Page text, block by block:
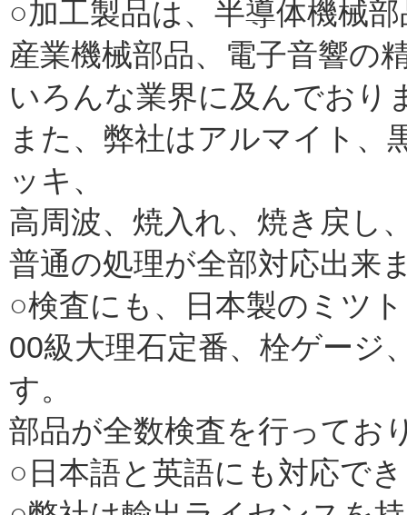
○加工製品は、半導体機械
産業機械部品、電子音響の
いろんな業界に及んでおり
また、弊社はアルマイト、
ッキ、
高周波、焼入れ、焼き戻し
普通の処理が全部対応出来
○検査にも、日本製のミツ
00級大理石定番、栓ゲージ
す。
部品が全数検査を行ってお
○日本語と英語にも対応で